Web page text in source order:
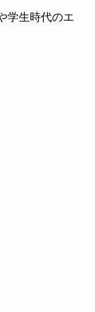
学生時代のエ